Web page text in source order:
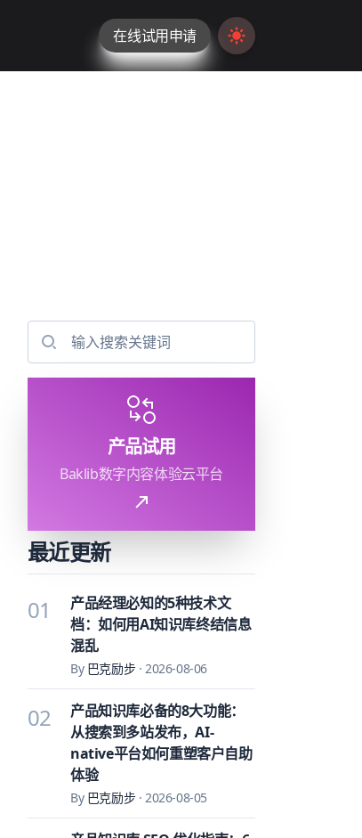
在线试用申请 Switch to light /
产品试用
Baklib数字内容体验云平台
最近更新
01
产品经理必知的5种技术文
档：如何用AI知识库终结信息
混乱
By 巴克励步·2026-08-06
02
产品知识库必备的8大功能：
从搜索到多站发布，AI-
native平台如何重塑客户自助
体验
By 巴克励步·2026-08-05